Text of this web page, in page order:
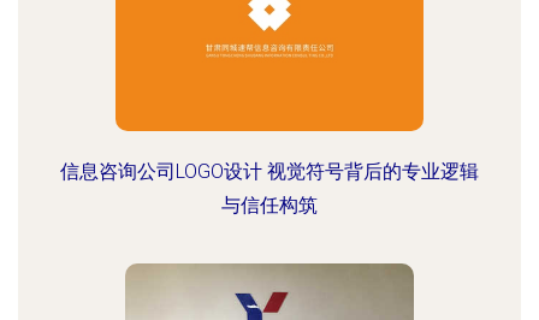
信息咨询公司LOGO设计 视觉符号背后的专业逻辑
与信任构筑